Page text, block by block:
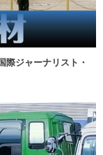
際ジャーナリスト・